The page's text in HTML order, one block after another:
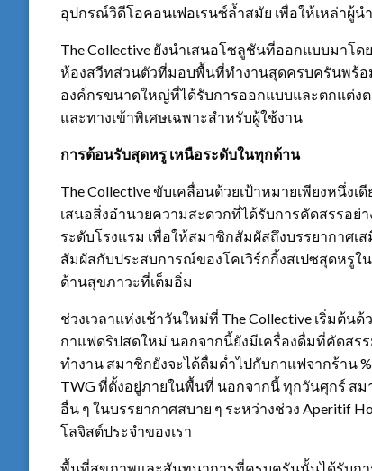
อุปกรณ์วิดีโอคอนเฟอเรนซ์ล้ำสมัย เพื่อให้เหล่าผู้
The Collective ยังนำเสนอโซลูชันที่ออกแบบมาโ
ห้องสวีทส่วนตัวที่มอบพื้นที่ทำงานสุดครบครันพร้อ
องค์กรขนาดใหญ่ที่ได้รับการออกแบบและตกแต่ง
และทางเข้าพิเศษเฉพาะสำหรับผู้ใช้งาน
การต้อนรับสุดหรู เหนือระดับในทุกด้าน
The Collective ขับเคลื่อนด้วยเป้าหมายเพียงหนึ่
เสนอสิ่งอำนวยความสะดวกที่ได้รับการคัดสรรอย่
ระดับโรงแรม เพื่อให้สมาชิกสัมผัสถึงบรรยากาศ
สัมผัสกับประสบการณ์ของโคเวิร์กกิ้งสเปซสุดหรู
ด้านสุขภาวะที่เต็มอิ่ม
ช่วงเวลาแห่งเช้าวันใหม่ที่ The Collective เริ่มต้
กาแฟดริปสดใหม่ นอกจากนี้ยังมีเครื่องดื่มที่คัดสร
ทำงาน สมาชิกยังจะได้ดื่มด่ำไปกับกาแฟจากร้าน
TWG ที่ตั้งอยู่ภายในพื้นที่ นอกจากนี้ ทุกวันศุกร์ ส
อื่น ๆ ในบรรยากาศสบาย ๆ ระหว่างช่วง Aperitif
โลจิสต์ประจำของเรา